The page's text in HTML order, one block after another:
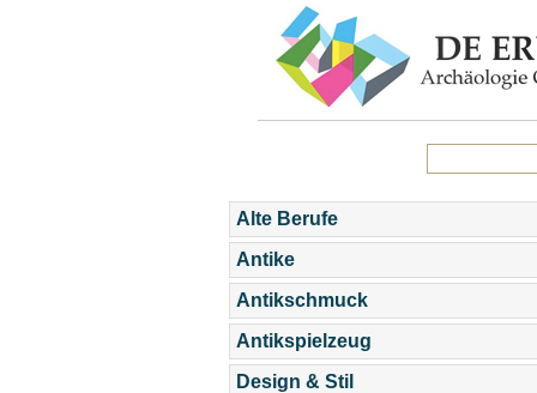
Alte Berufe
Antike
Antikschmuck
Antikspielzeug
Design & Stil